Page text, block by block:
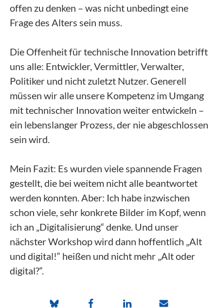
offen zu denken – was nicht unbedingt eine
Frage des Alters sein muss.
Die Offenheit für technische Innovation betrifft
uns alle: Entwickler, Vermittler, Verwalter,
Politiker und nicht zuletzt Nutzer. Generell
müssen wir alle unsere Kompetenz im Umgang
mit technischer Innovation weiter entwickeln –
ein lebenslanger Prozess, der nie abgeschlossen
sein wird.
Mein Fazit: Es wurden viele spannende Fragen
gestellt, die bei weitem nicht alle beantwortet
werden konnten. Aber: Ich habe inzwischen
schon viele, sehr konkrete Bilder im Kopf, wenn
ich an „Digitalisierung“ denke. Und unser
nächster Workshop wird dann hoffentlich „Alt
und digital!“ heißen und nicht mehr „Alt oder
digital?“.